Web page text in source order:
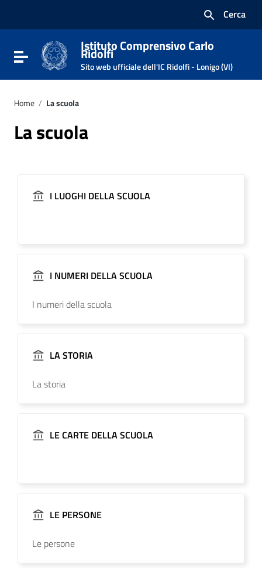
Vai al footer
Cerca
Attiva / disattiva la navigazione
Istituto Comprensivo Carlo
Ridolfi
Sito web ufficiale dell'IC Ridolfi - Lonigo (VI)
Home / La scuola
La scuola
I LUOGHI DELLA SCUOLA
I NUMERI DELLA SCUOLA
I numeri della scuola
LA STORIA
La storia
LE CARTE DELLA SCUOLA
LE PERSONE
Le persone